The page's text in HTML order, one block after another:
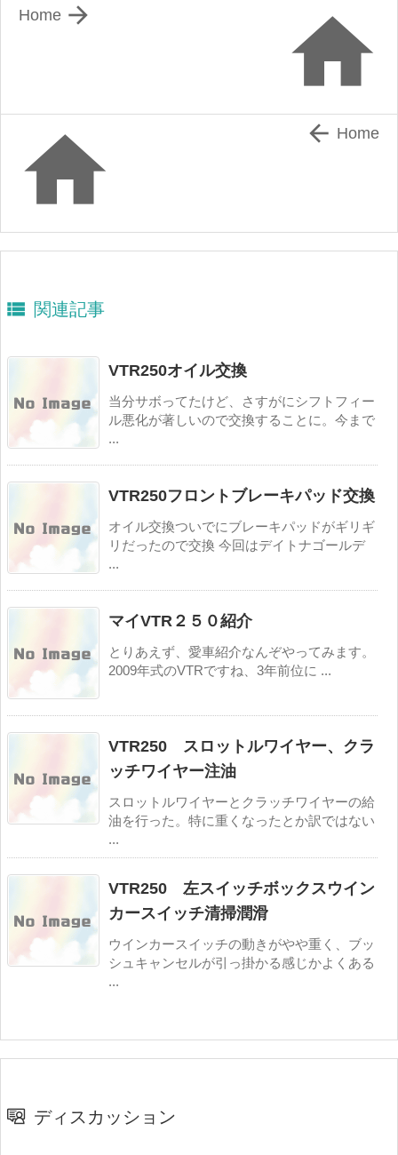


Home
  Home
 関連記事
VTR250オイル交換
当分サボってたけど、さすがにシフトフィー
ル悪化が著しいので交換することに。今まで
...
VTR250フロントブレーキパッド交換
オイル交換ついでにブレーキパッドがギリギ
リだったので交換 今回はデイトナゴールデ
...
マイVTR２５０紹介
とりあえず、愛車紹介なんぞやってみます。
2009年式のVTRですね、3年前位に ...
VTR250 スロットルワイヤー、クラ
ッチワイヤー注油
スロットルワイヤーとクラッチワイヤーの給
油を行った。特に重くなったとか訳ではない
...
VTR250 左スイッチボックスウイン
カースイッチ清掃潤滑
ウインカースイッチの動きがやや重く、ブッ
シュキャンセルが引っ掛かる感じかよくある
...
ディスカッション